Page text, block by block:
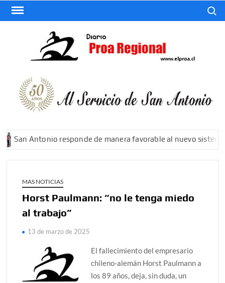
Saltar
San Antonio responde de manera favorable al nuevo sistema
MAS NOTICIAS
Horst Paulmann: “no le tenga miedo
al trabajo”
13 de marzo de 2025
El fallecimiento del empresario
chileno-alemán Horst Paulmann a
los 89 años, deja, sin duda, un